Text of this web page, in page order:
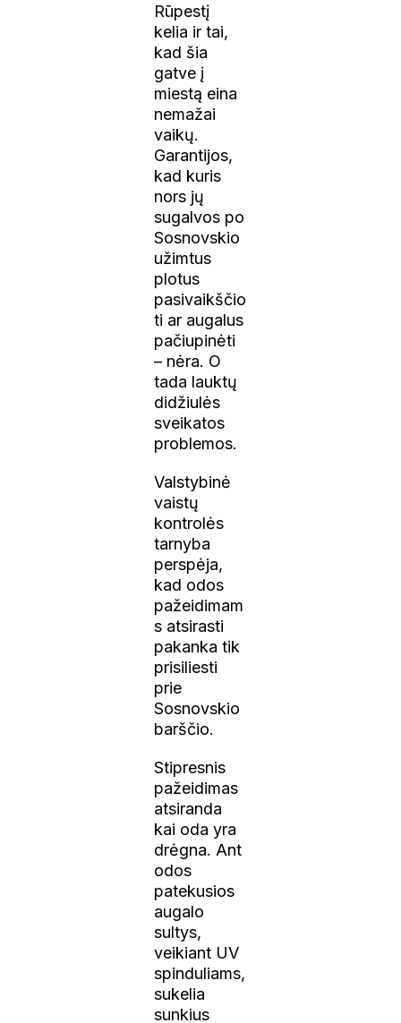
Rūpestį
kelia ir tai,
kad šia
gatve į
miestą eina
nemažai
vaikų.
Garantijos,
kad kuris
nors jų
sugalvos po
Sosnovskio
užimtus
plotus
pasivaikščio
ti ar augalus
pačiupinėti
– nėra. O
tada lauktų
didžiulės
sveikatos
problemos.
Valstybinė
vaistų
kontrolės
tarnyba
perspėja,
kad odos
pažeidimam
s atsirasti
pakanka tik
prisiliesti
prie
Sosnovskio
barščio.
Stipresnis
pažeidimas
atsiranda
kai oda yra
drėgna. Ant
odos
patekusios
augalo
sultys,
veikiant UV
spinduliams,
sukelia
sunkius